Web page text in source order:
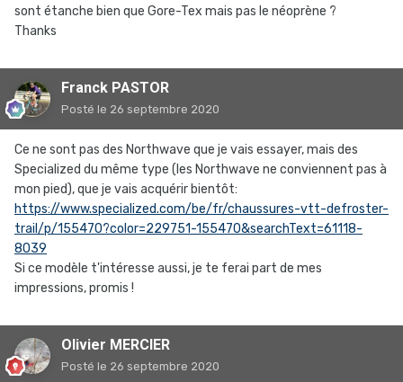
sont étanche bien que Gore-Tex mais pas le néoprène ?
Thanks
Franck PASTOR
Posté le 26 septembre 2020
Ce ne sont pas des Northwave que je vais essayer, mais des
Specialized du même type (les Northwave ne conviennent pas à
mon pied), que je vais acquérir bientôt:
https://www.specialized.com/be/fr/chaussures-vtt-defroster-
trail/p/155470?color=229751-155470&searchText=61118-
8039
Si ce modèle t'intéresse aussi, je te ferai part de mes
impressions, promis !
Olivier MERCIER
Posté le 26 septembre 2020